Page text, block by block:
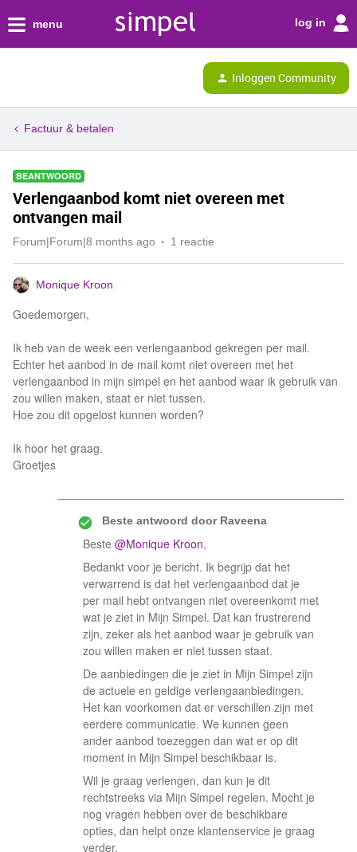
menu log in
Inloggen Community
Factuur & betalen
BEANTWOORD
Verlengaanbod komt niet overeen met
ontvangen mail
Forum|Forum|8 months ago 1 reactie
Monique Kroon
Goedemorgen,
Ik heb van de week een verlengaanbod gekregen per mail.
Echter het aanbod in de mail komt niet overeen met het
verlengaanbod in mijn simpel en het aanbod waar ik gebruik van
zou willen maken, staat er niet tussen.
Hoe zou dit opgelost kunnen worden?
Ik hoor het graag.
Groetjes
Beste antwoord doorRaveena
Beste ​ @Monique Kroon,
Bedankt voor je bericht. Ik begrijp dat het
verwarrend is dat het verlengaanbod dat je
per mail hebt ontvangen niet overeenkomt met
wat je ziet in Mijn Simpel. Dat kan frustrerend
zijn, zeker als het aanbod waar je gebruik van
zou willen maken er niet tussen staat.
De aanbiedingen die je ziet in Mijn Simpel zijn
de actuele en geldige verlengaanbiedingen.
Het kan voorkomen dat er verschillen zijn met
eerdere communicatie. We kunnen geen
ander aanbod toezeggen dan wat er op dit
moment in Mijn Simpel beschikbaar is.
Wil je graag verlengen, dan kun je dit
rechtstreeks via Mijn Simpel regelen. Mocht je
nog vragen hebben over de beschikbare
opties, dan helpt onze klantenservice je graag
verder.